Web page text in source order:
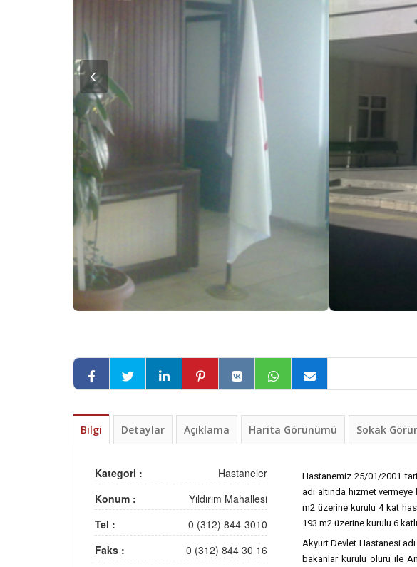
Bilgi Detaylar Açıklama Harita Görünümü Sokak
Kategori :
Hastaneler
Konum :
Yıldırım Mahallesi
Tel :
0 (312) 844-3010
Faks :
0 (312) 844 30 16
Hastanemiz 25/01/2001
adı altında hizmet
m2 üzerine kurulu 4 kat
193 m2 üzerine kurulu 6
Akyurt Devlet Hastanesi
bakanlar kurulu oluru ile